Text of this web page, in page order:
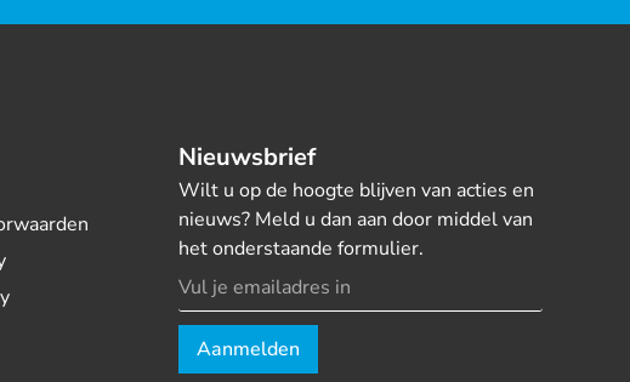
Nieuwsbrief
Wilt u op de hoogte blijven van acties en
nieuws? Meld u dan aan door middel van
het onderstaande formulier.
Aanmelden